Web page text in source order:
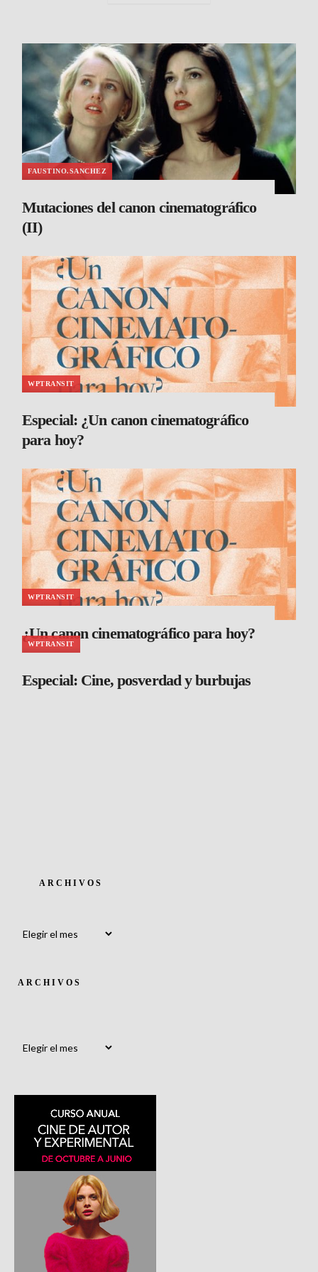
FAUSTINO.SANCHEZ
Mutaciones del canon cinematográfico
(II)
WPTRANSIT
Especial: ¿Un canon cinematográfico
para hoy?
WPTRANSIT
¿Un canon cinematográfico para hoy?
WPTRANSIT
Especial: Cine, posverdad y burbujas
ARCHIVOS
ARCHIVOS